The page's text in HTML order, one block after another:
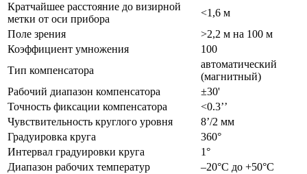
Кратчайшее расстояние до визирной
метки от оси прибора
<1,6 м
Поле зрения
>2,2 м на 100 м
Коэффициент умножения
100
Тип компенсатора
автоматический
(магнитный)
Рабочий диапазон компенсатора
±30'
Точность фиксации компенсатора
<0.3’’
Чувствительность круглого уровня
8’/2 мм
Градуировка круга
360°
Интервал градуировки круга
1°
Диапазон рабочих температур
–20°C до +50°C